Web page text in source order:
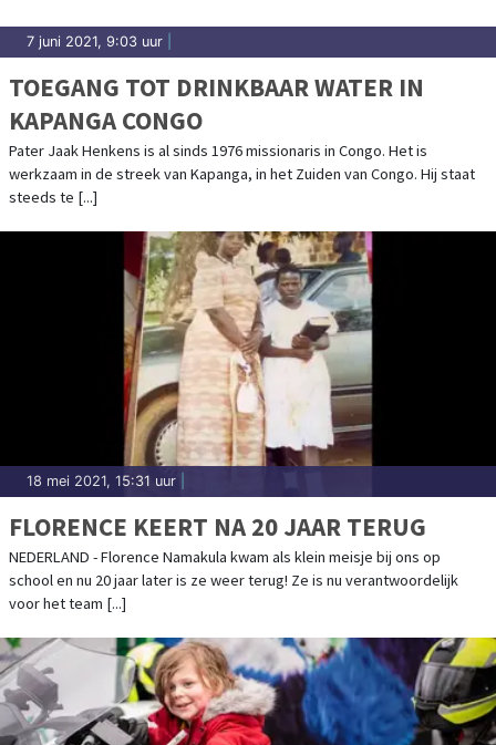
7 juni 2021, 9:03 uur
TOEGANG TOT DRINKBAAR WATER IN
KAPANGA CONGO
Pater Jaak Henkens is al sinds 1976 missionaris in Congo. Het is
werkzaam in de streek van Kapanga, in het Zuiden van Congo. Hij staat
steeds te [...]
18 mei 2021, 15:31 uur
FLORENCE KEERT NA 20 JAAR TERUG
NEDERLAND - Florence Namakula kwam als klein meisje bij ons op
school en nu 20 jaar later is ze weer terug! Ze is nu verantwoordelijk
voor het team [...]